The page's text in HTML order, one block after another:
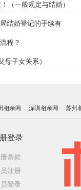
（一般规定与结婚）
结婚登记的手续有
程？
子女关系）
相亲网 深圳相亲网 苏州
登录
条款
注册
登录